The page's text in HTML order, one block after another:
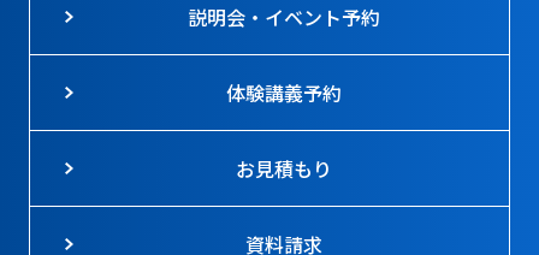
説明会・イベント予約
体験講義予約
お見積もり
資料請求